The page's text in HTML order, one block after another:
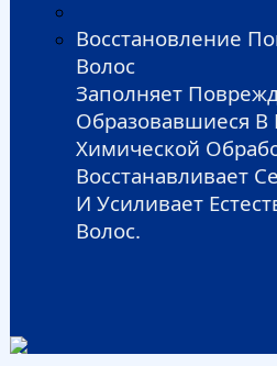
Восстановление
Волос
Заполняет
Образовавшиеся В
Химической
Восстанавливает
И Усиливает
Волос.